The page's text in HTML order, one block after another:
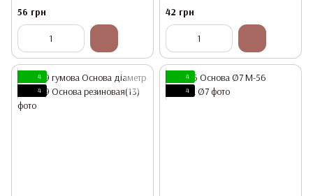
56 грн 42 грн
4
4
4
4